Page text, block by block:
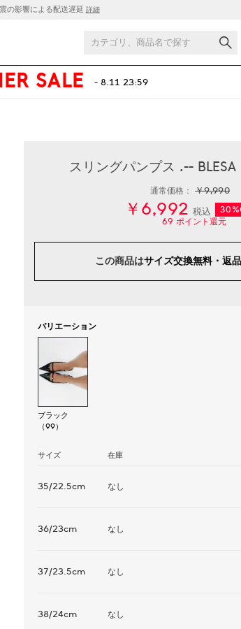
の影響による配送遅延 詳細
SALE - 8.11 23:59
スリングパンプス .-- BLESA
通常価格：￥9,990
￥6,992 税込
69 ポイント還元
この商品はサイズ交換無料・返
バリエーション
ブラック
（99）
サイズ 在庫
35/22.5cm なし
36/23cm なし
37/23.5cm なし
38/24cm なし